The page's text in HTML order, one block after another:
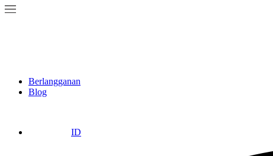
Berlangganan
Blog
ID